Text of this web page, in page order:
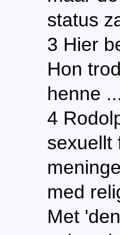
status
3 Hier
Hon
henne
4
sexuellt
med
Met